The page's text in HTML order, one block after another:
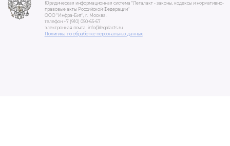
Юридическая информационная система "Легалакт - законы, кодексы и нормативно-
правовые акты Российской Федерации"
ООО "Инфра-Бит", г. Москва.
телефон +7 (910) 050-65-67
электронная почта: info@legalacts.ru
Политика по обработке персональных данных